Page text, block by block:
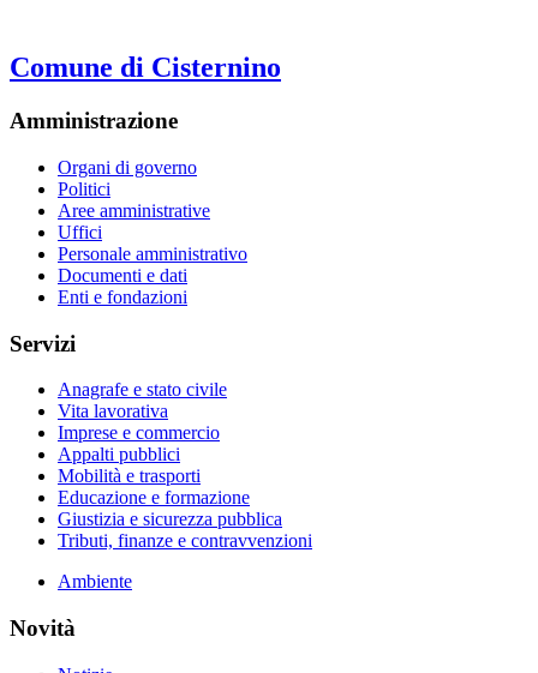
Comune di Cisternino
Amministrazione
Organi di governo
Politici
Aree amministrative
Uffici
Personale amministrativo
Documenti e dati
Enti e fondazioni
Servizi
Anagrafe e stato civile
Vita lavorativa
Imprese e commercio
Appalti pubblici
Mobilità e trasporti
Educazione e formazione
Giustizia e sicurezza pubblica
Tributi, finanze e contravvenzioni
Ambiente
Novità